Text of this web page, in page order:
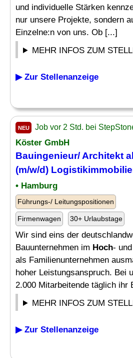
und individuelle Stärken
nur unsere Projekte, sondern
Einzelne:n von uns. Ob [...]
MEHR INFOS ZUM
▶ Zur Stellenanzeige
NEU Job vor 2 Std. bei
Köster GmbH
Bauingenieur/ Architekt
(m/w/d)
• Hamburg
Führungs-/ Leitungspositionen
Firmenwagen 30+ Urlaubstage
Wir sind eins der
Bauunternehmen im Hoch- und
als Familienunternehmen
hoher Leistungsanspruch. Bei
2.000 Mitarbeitende täglich ihr
MEHR INFOS ZUM
▶ Zur Stellenanzeige